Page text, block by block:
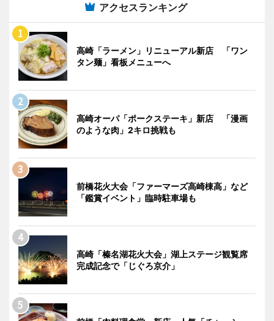
アクセスランキング
高崎「ラーメン」リニューアル新店 「ワン
タン麺」看板メニューへ
高崎オーパ「ポークステーキ」新店 「漫画
のような肉」2キロ挑戦も
前橋花火大会「ファーマーズ高崎棟高」など
「鑑賞イベント」臨時駐車場も
高崎「榛名湖花火大会」湖上ステージ観覧席
完成記念で「じぐろ京介」